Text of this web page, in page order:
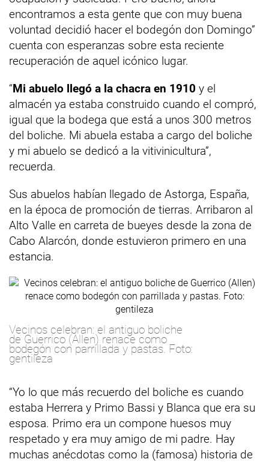
encontramos a esta gente que con muy buena
voluntad decidió hacer el bodegón don Domingo”
cuenta con esperanzas sobre esta reciente
recuperación de aquel icónico lugar.
“Mi abuelo llegó a la chacra en 1910 y el
almacén ya estaba construido cuando el compró,
igual que la bodega que está a unos 300 metros
del boliche. Mi abuela estaba a cargo del boliche
y mi abuelo se dedicó a la vitivinicultura”,
recuerda.
Sus abuelos habían llegado de Astorga, España,
en la época de promoción de tierras. Arribaron al
Alto Valle en carreta de bueyes desde la zona de
Cabo Alarcón, donde estuvieron primero en una
estancia.
Vecinos celebran: el antiguo boliche
de Guerrico (Allen) renace como
bodegón con parrillada y pastas. Foto:
gentileza
“Yo lo que más recuerdo del boliche es cuando
estaba Herrera y Primo Bassi y Blanca que era su
esposa. Primo era un compone huesos muy
respetado y era muy amigo de mi padre. Hay
muchas anécdotas como la (famosa) historia de